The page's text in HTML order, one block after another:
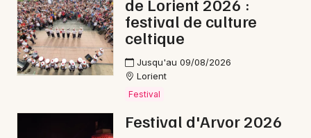
de Lorient 2026 :
festival de culture
celtique
Jusqu'au 09/08/2026
Lorient
Festival
Festival d'Arvor 2026